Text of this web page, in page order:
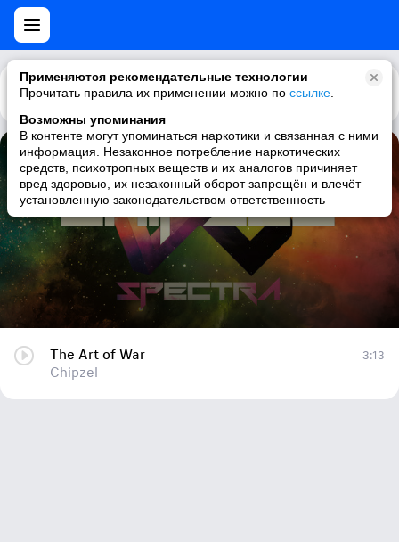
Применяются рекомендательные технологии
Прочитать правила их применении можно по ссылке
Возможны упоминания
В контенте могут упоминаться наркотики и связанная с ними
информация. Незаконное потребление наркотических
средств, психотропных веществ и их аналогов причиняет
вред здоровью, их незаконный оборот запрещён и влечёт
установленную законодательством ответственность
Каталог Рекомендации
The Art of War
Chipzel
The Art of War
Chipzel
3:13